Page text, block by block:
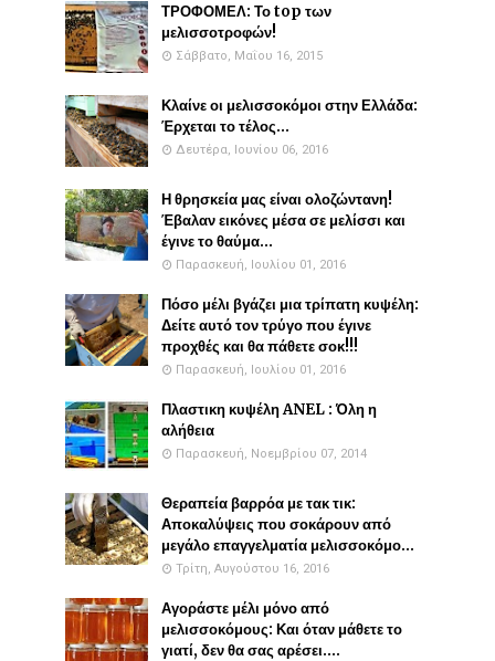
ΤΡΟΦΟΜΕΛ: Το top των
μελισσοτροφών!
Σάββατο, Μαΐου 16, 2015
Κλαίνε οι μελισσοκόμοι στην Ελλάδα:
Έρχεται το τέλος...
Δευτέρα, Ιουνίου 06, 2016
Η θρησκεία μας είναι ολοζώντανη!
Έβαλαν εικόνες μέσα σε μελίσσι και
έγινε το θαύμα...
Παρασκευή, Ιουλίου 01, 2016
Πόσο μέλι βγάζει μια τρίπατη κυψέλη:
Δείτε αυτό τον τρύγο που έγινε
προχθές και θα πάθετε σοκ!!!
Παρασκευή, Ιουλίου 01, 2016
Πλαστικη κυψέλη ANEL : Όλη η
αλήθεια
Παρασκευή, Νοεμβρίου 07, 2014
Θεραπεία βαρρόα με τακ τικ:
Αποκαλύψεις που σοκάρουν από
μεγάλο επαγγελματία μελισσοκόμο...
Τρίτη, Αυγούστου 16, 2016
Αγοράστε μέλι μόνο από
μελισσοκόμους: Και όταν μάθετε το
γιατί, δεν θα σας αρέσει....